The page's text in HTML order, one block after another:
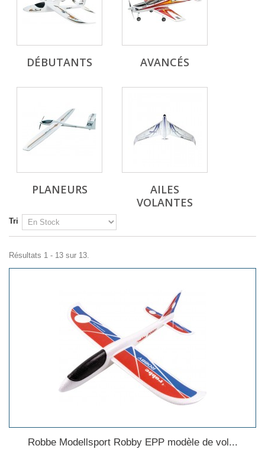
DÉBUTANTS AVANCÉS
PLANEURS
AILES
VOLANTES
Tri
Résultats 1 - 13 sur 13.
Robbe Modellsport Robby EPP modèle de vol...